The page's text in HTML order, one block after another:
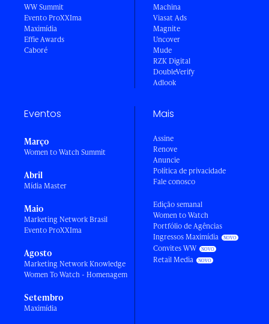
WW Summit
Evento ProXXIma
Maximídia
Effie Awards
Caboré
Machina
Viasat Ads
Magnite
Uncover
Mude
RZK Digital
DoubleVerify
Adlook
Eventos
Março
Women to Watch Summit
Abril
Mídia Master
Maio
Marketing Network Brasil
Evento ProXXIma
Agosto
Marketing Network Knowledge
Women To Watch - Homenagem
Setembro
Maximídia
Mais
Assine
Renove
Anuncie
Política de privacidade
Fale conosco
Edição semanal
Women to Watch
Portfólio de Agências
Ingressos Maximídia
Convites WW
Retail Media